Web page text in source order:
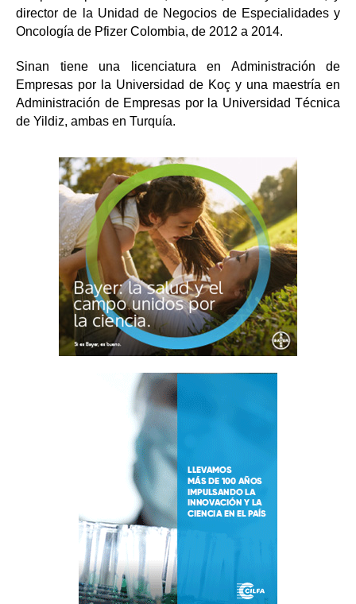
director de la Unidad de Negocios de Especialidades y
Oncología de Pfizer Colombia, de 2012 a 2014.
Sinan tiene una licenciatura en Administración de
Empresas por la Universidad de Koç y una maestría en
Administración de Empresas por la Universidad Técnica
de Yildiz, ambas en Turquía.